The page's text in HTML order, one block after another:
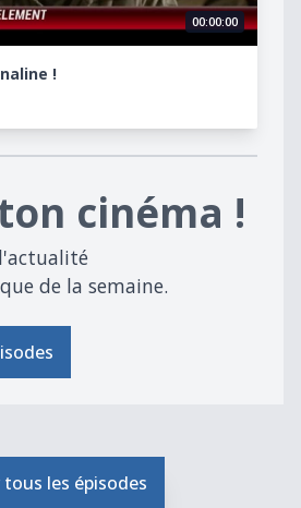
00:00:00
!
cinéma !
de la semaine.
tous les épisodes